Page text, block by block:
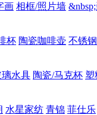
画 相框/照片墙
杯 陶瓷咖啡壶 不锈
璃水具 陶瓷/马克杯 塑
水星家纺 青锦 菲仕乐